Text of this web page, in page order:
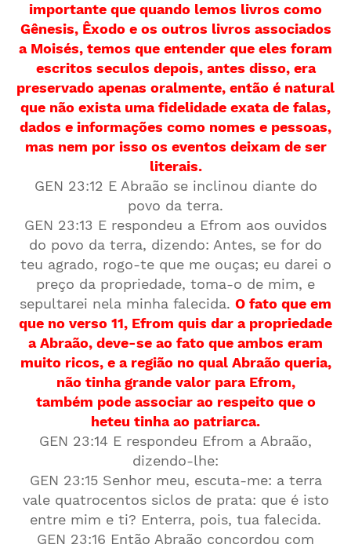
importante que quando lemos livros como
Gênesis, Êxodo e os outros livros associados
a Moisés, temos que entender que eles foram
escritos seculos depois, antes disso, era
preservado apenas oralmente, então é natural
que não exista uma fidelidade exata de falas,
dados e informações como nomes e pessoas,
mas nem por isso os eventos deixam de ser
literais.
GEN 23:12 E Abraão se inclinou diante do
povo da terra.
GEN 23:13 E respondeu a Efrom aos ouvidos
do povo da terra, dizendo: Antes, se for do
teu agrado, rogo-te que me ouças; eu darei o
preço da propriedade, toma-o de mim, e
sepultarei nela minha falecida. O fato que em
que no verso 11, Efrom quis dar a propriedade
a Abraão, deve-se ao fato que ambos eram
muito ricos, e a região no qual Abraão queria,
não tinha grande valor para Efrom,
também pode associar ao respeito que o
heteu tinha ao patriarca.
GEN 23:14 E respondeu Efrom a Abraão,
dizendo-lhe:
GEN 23:15 Senhor meu, escuta-me: a terra
vale quatrocentos siclos de prata: que é isto
entre mim e ti? Enterra, pois, tua falecida.
GEN 23:16 Então Abraão concordou com